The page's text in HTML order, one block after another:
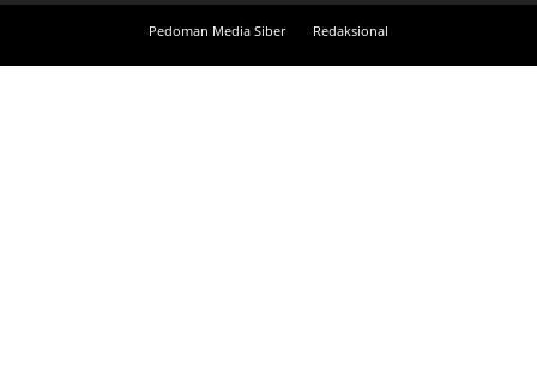
Pedoman Media Siber Redaksional